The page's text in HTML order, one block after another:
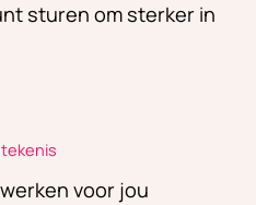
sturen om sterker in
voor jou